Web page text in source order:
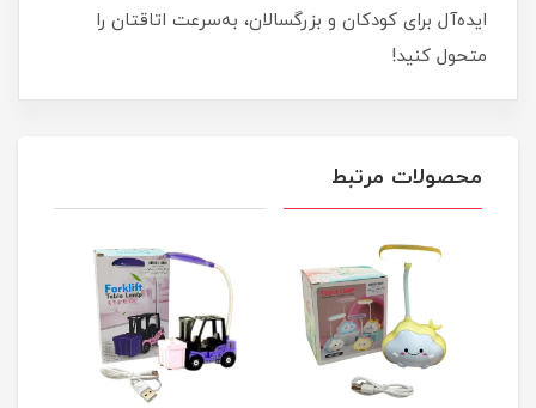
ایده‌آل برای کودکان و بزرگسالان، به‌سرعت اتاقتان را
متحول کنید!
محصولات مرتبط